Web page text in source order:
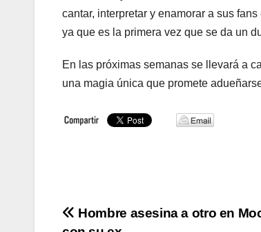
cantar, interpretar y enamorar a sus
ya que es la primera vez que se da un
En las próximas semanas se llevará a
una magia única que promete
Navegación
Hombre asesina a otro en